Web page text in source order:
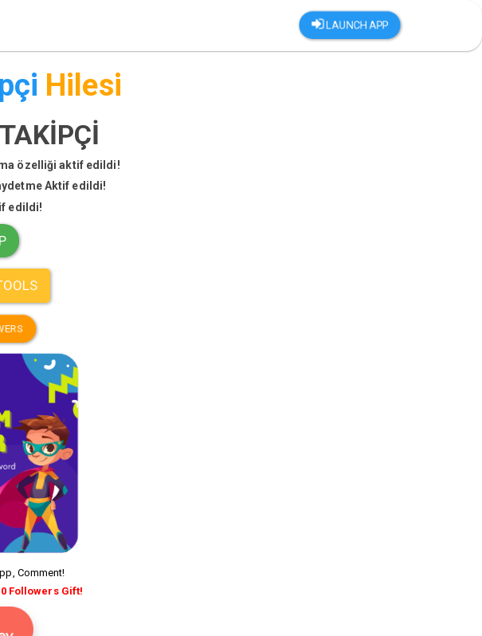
LAUNCH APP
Hilesi
TAKİPÇİ
özelliği aktif edildi!
Aktif edildi!
edildi!
Comment!
Followers Gift!